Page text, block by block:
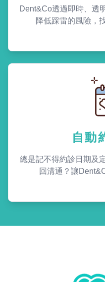
Dent&Co透過即時、透
降低踩雷的風險，
自動
總是記不得約診日期及
回溝通？讓